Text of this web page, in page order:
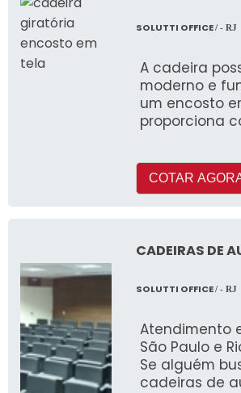
SOLUTTI OFFICE/ - RJ
A cadeira
moderno e
um encosto
proporciona
garantindo a
do produto.
COTAR
CADEIRAS DE
SOLUTTI OFFICE/ - RJ
Atendimento
São Paulo e
Se alguém
cadeiras de